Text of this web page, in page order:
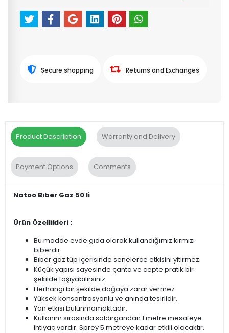
Secure shopping Returns and Exchanges
Product Description Warranty and Delivery
Payment Options Comments
Natoo Bıber Gaz 50 li
Ürün Özellikleri :
Bu madde evde gıda olarak kullandığımız kırmızı
biberdir.
Bıber gaz tüp içerisinde senelerce etkisini yitirmez.
Küçük yapısı sayesinde çanta ve cepte pratik bir
şekilde taşıyabilirsiniz.
Herhangi bir şekilde doğaya zarar vermez.
Yüksek konsantrasyonlu ve anında tesirlidir.
Yan etkisi bulunmamaktadır.
Kullanım sırasında saldırgandan 1 metre mesafeye
ihtiyaç vardır. Sprey 5 metreye kadar etkili olacaktır.